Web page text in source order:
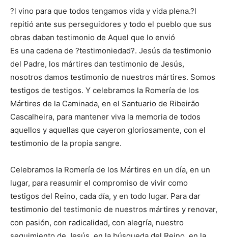
?l vino para que todos tengamos vida y vida plena.?l
repitió ante sus perseguidores y todo el pueblo que sus
obras daban testimonio de Aquel que lo envió
Es una cadena de ?testimoniedad?. Jesús da testimonio
del Padre, los mártires dan testimonio de Jesús,
nosotros damos testimonio de nuestros mártires. Somos
testigos de testigos. Y celebramos la Romería de los
Mártires de la Caminada, en el Santuario de Ribeirão
Cascalheira, para mantener viva la memoria de todos
aquellos y aquellas que cayeron gloriosamente, con el
testimonio de la propia sangre.
Celebramos la Romería de los Mártires en un día, en un
lugar, para reasumir el compromiso de vivir como
testigos del Reino, cada día, y en todo lugar. Para dar
testimonio del testimonio de nuestros mártires y renovar,
con pasión, con radicalidad, con alegría, nuestro